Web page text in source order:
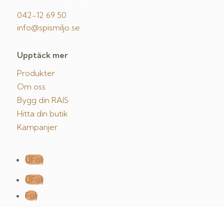
042-12 69 50
info@spismiljo.se
Upptäck mer
Produkter
Om oss
Bygg din RAIS
Hitta din butik
Kampanjer
Följ
Följ
Följ